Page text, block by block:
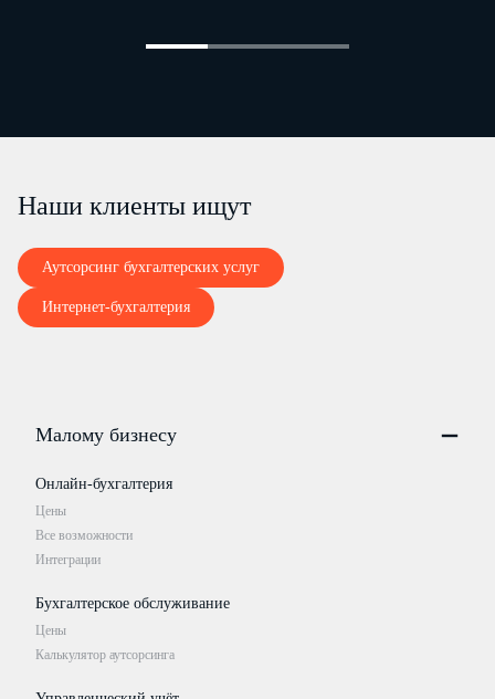
Наши клиенты ищут
Аутсорсинг бухгалтерских услуг
Интернет-бухгалтерия
Малому бизнесу
Онлайн-бухгалтерия
Цены
Все возможности
Интеграции
Бухгалтерское обслуживание
Цены
Калькулятор аутсорсинга